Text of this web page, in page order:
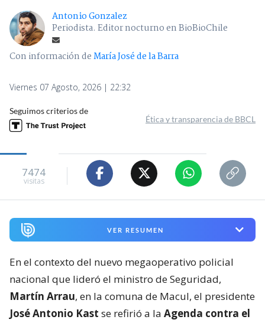
Antonio Gonzalez
Periodista. Editor nocturno en BioBioChile
Con información deMaría José de la Barra
Viernes 07 Agosto, 2026 | 22:32
Seguimos criterios de
Ética y transparencia de BBCL
7474
visitas
VER RESUMEN
En el contexto del nuevo megaoperativo policial
nacional que lideró el ministro de Seguridad,
Martín Arrau, en la comuna de Macul, el presidente
José Antonio Kast se refirió a la Agenda contra el